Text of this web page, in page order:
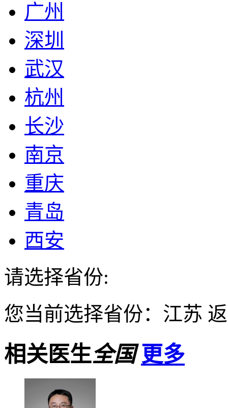
广州
深圳
武汉
杭州
长沙
南京
重庆
青岛
西安
请选择省份:
您当前选择省份： 江苏
相关医生全国 更多